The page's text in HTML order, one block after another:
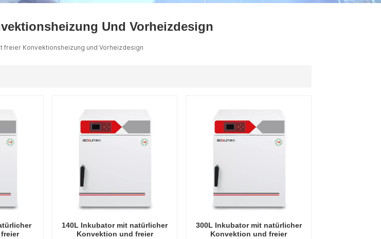
Und Vorheizdesign
freier Konvektionsheizung und Vorheizdesign
140L Inkubator mit natürlicher
Konvektion und freier
300L Inkubator mit natürlicher
Konvektion und freier